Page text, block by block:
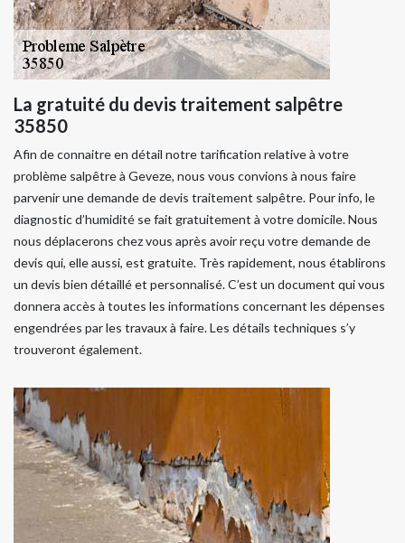
La gratuité du devis traitement salpêtre
35850
Afin de connaitre en détail notre tarification relative à votre
problème salpêtre à Geveze, nous vous convions à nous faire
parvenir une demande de devis traitement salpêtre. Pour info, le
diagnostic d’humidité se fait gratuitement à votre domicile. Nous
nous déplacerons chez vous après avoir reçu votre demande de
devis qui, elle aussi, est gratuite. Très rapidement, nous établirons
un devis bien détaillé et personnalisé. C’est un document qui vous
donnera accès à toutes les informations concernant les dépenses
engendrées par les travaux à faire. Les détails techniques s’y
trouveront également.